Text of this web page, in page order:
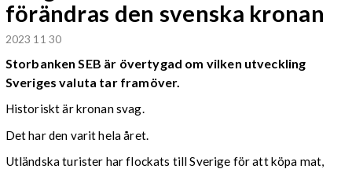
förändras den svenska kronan
2023 11 30
Storbanken SEB är övertygad om vilken utveckling
Sveriges valuta tar framöver.
Historiskt är kronan svag.
Det har den varit hela året.
Utländska turister har flockats till Sverige för att köpa mat,